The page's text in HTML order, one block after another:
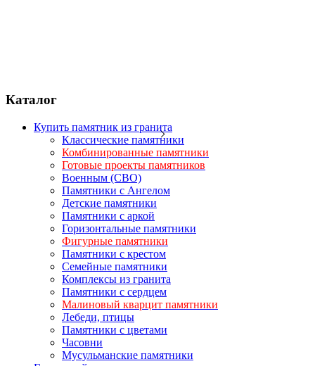
Каталог
Купить памятник из гранита
Классические памятники
Комбинированные памятники
Готовые проекты памятников
Военным (СВО)
Памятники с Ангелом
Детские памятники
Памятники с аркой
Горизонтальные памятники
Фигурные памятники
Памятники с крестом
Семейные памятники
Комплексы из гранита
Памятники с сердцем
Малиновый кварцит памятники
Лебеди, птицы
Памятники с цветами
Часовни
Мусульманские памятники